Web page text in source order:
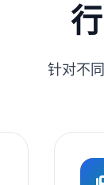
针对不